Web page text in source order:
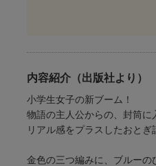
内容紹介（出版社より）
小学生女子の新ブーム！
物語の主人公からの、封筒に
リアル感をプラスしたおとぎ
金色の三つ編みに、ブルーの